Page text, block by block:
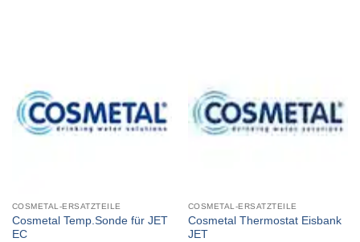
COSMETAL-ERSATZTEILE
Cosmetal Temp.Sonde für JET
EC
COSMETAL-ERSATZTEILE
Cosmetal Thermostat Eisbank
JET